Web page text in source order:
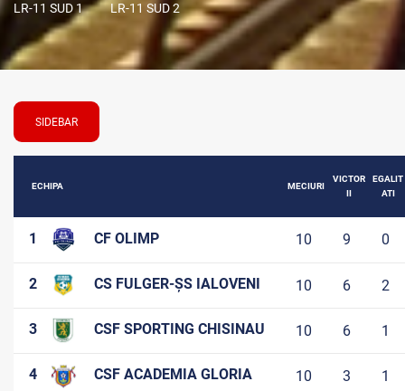
LR-11 SUD 1 LR-11 SUD 2
SIDEBAR
ECHIPA MECIURI
VICTOR
II
EGALIT
ATI
1 CF OLIMP 10 9 0
2 CS FULGER-ȘS IALOVENI 10 6 2
3 CSF SPORTING CHISINAU 10 6 1
4 CSF ACADEMIA GLORIA 10 3 1